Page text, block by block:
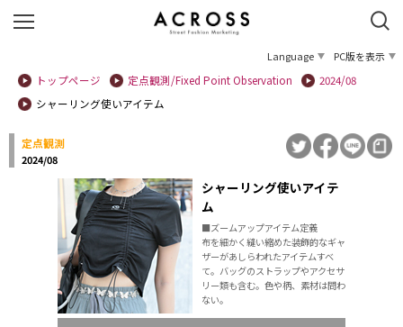
Language
PC版を表示
トップページ
定点観測/Fixed Point Observation
2024/08
シャーリング使いアイテム
定点観測
2024/08
シャーリング使いアイテ
ム
■ズームアップアイテム定義
布を細かく縫い縮めた装飾的なギャ
ザーがあしらわれたアイテムすべ
て。バッグのストラップやアクセサ
リー類も含む。色や柄、素材は問わ
ない。